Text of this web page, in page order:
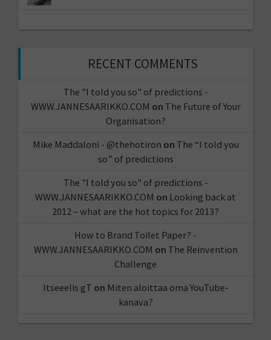
RECENT COMMENTS
The "I told you so" of predictions -
WWW.JANNESAARIKKO.COM on The Future of Your
Organisation?
Mike Maddaloni - @thehotiron on The “I told you
so” of predictions
The "I told you so" of predictions -
WWW.JANNESAARIKKO.COM on Looking back at
2012 – what are the hot topics for 2013?
How to Brand Toilet Paper? -
WWW.JANNESAARIKKO.COM on The Reinvention
Challenge
Itseeelis gT on Miten aloittaa oma YouTube-
kanava?